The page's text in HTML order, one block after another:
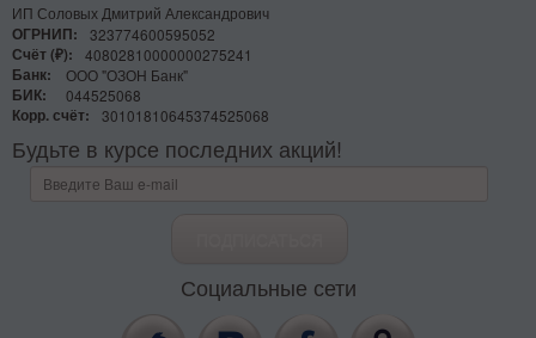
ИП Соловых Дмитрий Александрович
ОГРНИП:
323774600595052
Счёт (₽):
40802810000000275241
Банк:
ООО "ОЗОН Банк"
БИК:
044525068
Корр. счёт:
30101810645374525068
Будьте в курсе последних акций!
Социальные сети